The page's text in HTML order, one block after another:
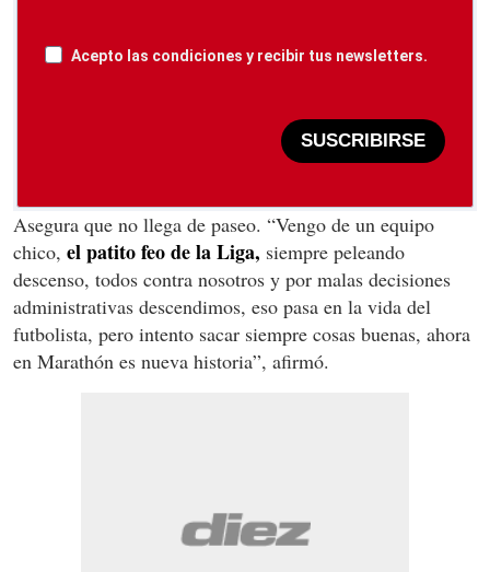
Acepto las condiciones y recibir tus newsletters.
SUSCRIBIRSE
Asegura que no llega de paseo. “Vengo de un equipo
chico, el patito feo de la Liga, siempre peleando
descenso, todos contra nosotros y por malas decisiones
administrativas descendimos, eso pasa en la vida del
futbolista, pero intento sacar siempre cosas buenas, ahora
en Marathón es nueva historia”, afirmó.